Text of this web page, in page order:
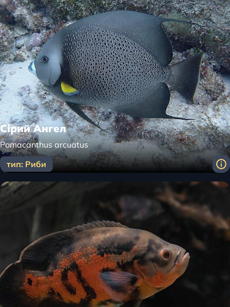
Сірий Ангел
Pomacanthus arcuatus
тип: Риби